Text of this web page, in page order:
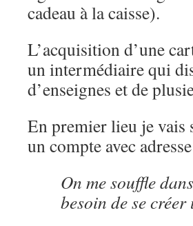
cadeau à la caisse).
L’acquisition d’une
un intermédiaire qui
d’enseignes et de
En premier lieu je vais
un compte avec
On me souffle
besoin de se